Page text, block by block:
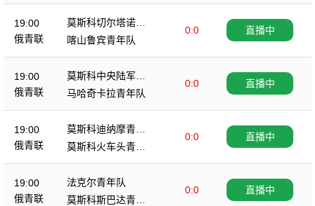
19:00
俄青联
莫斯科切尔塔诺沃
青年队
0:0
喀山鲁宾青年队
直播中
19:00
俄青联
莫斯科中央陆军青
年队
0:0
马哈奇卡拉青年队
直播中
19:00
俄青联
莫斯科迪纳摩青年
队
0:0
莫斯科火车头青年
队
直播中
19:00
俄青联
法克尔青年队
0:0
莫斯科斯巴达青年
直播中